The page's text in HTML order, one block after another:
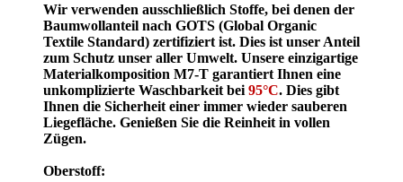
Wir verwenden ausschließlich Stoffe, bei denen der
Baumwollanteil nach GOTS (Global Organic
Textile Standard) zertifiziert ist. Dies ist unser Anteil
zum Schutz unser aller Umwelt. Unsere einzigartige
Materialkomposition M7-T garantiert Ihnen eine
unkomplizierte Waschbarkeit bei 95°C. Dies gibt
Ihnen die Sicherheit einer immer wieder sauberen
Liegefläche. Genießen Sie die Reinheit in vollen
Zügen.
Oberstoff: